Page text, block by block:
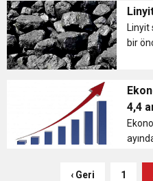
10:45 Terör Örgütüne
olan
Linyit
bir
4,4
‹ Geri
1